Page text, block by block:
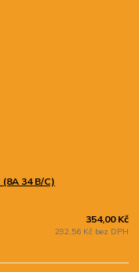
34 B/C)
354,00 Kč
292,56 Kč bez DPH